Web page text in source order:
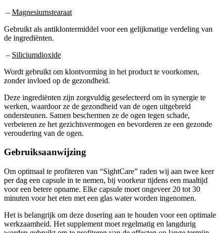
– Magnesiumstearaat
Gebruikt als antiklontermiddel voor een gelijkmatige verdeling van
de ingrediënten.
– Siliciumdioxide
Wordt gebruikt om klontvorming in het product te voorkomen,
zonder invloed op de gezondheid.
Deze ingrediënten zijn zorgvuldig geselecteerd om in synergie te
werken, waardoor ze de gezondheid van de ogen uitgebreid
ondersteunen. Samen beschermen ze de ogen tegen schade,
verbeteren ze het gezichtsvermogen en bevorderen ze een gezonde
veroudering van de ogen.
Gebruiksaanwijzing
Om optimaal te profiteren van “SightCare” raden wij aan twee keer
per dag een capsule in te nemen, bij voorkeur tijdens een maaltijd
voor een betere opname. Elke capsule moet ongeveer 20 tot 30
minuten voor het eten met een glas water worden ingenomen.
Het is belangrijk om deze dosering aan te houden voor een optimale
werkzaamheid. Het supplement moet regelmatig en langdurig